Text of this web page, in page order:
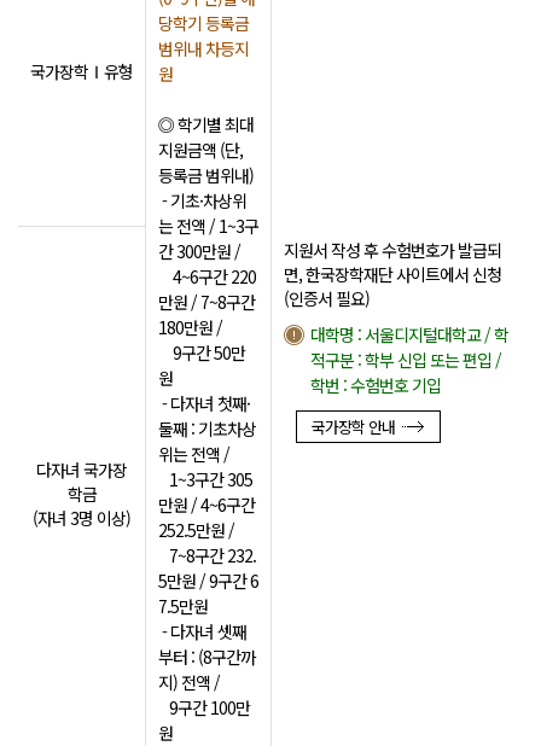
국가장학Ⅰ유형
당학기 등록금
범위내 차등지
원
◎ 학기별 최대
지원금액 (단,
등록금 범위내)
- 기초·차상위
는 전액 / 1~3구
간 300만원 /
4~6구간 220
만원 / 7~8구간
180만원 /
9구간 50만
원
- 다자녀 첫째·
둘째 : 기초차상
위는 전액 /
1~3구간 305
만원 / 4~6구간
252.5만원 /
7~8구간 232.
5만원 / 9구간 6
7.5만원
- 다자녀 셋째
부터 : (8구간까
지) 전액 /
9구간 100만
원
지원서 작성 후 수험번호가 발급되
면, 한국장학재단 사이트에서 신청
(인증서 필요)
대학명 : 서울디지털대학교 / 학
적구분 : 학부 신입 또는 편입 /
학번 : 수험번호 기입
국가장학 안내
다자녀 국가장
학금
(자녀 3명 이상)